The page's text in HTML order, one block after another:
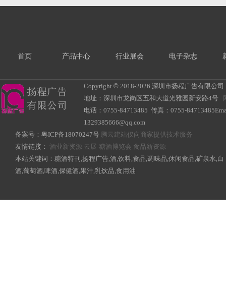
首页 产品中心 行业展会 电子杂志
Copyright © 2018-2026 深圳市扬程广告有限公
地址：深圳市龙岗区五和大道光雅园新安路4号
电话：0755-84713485 传真：0755-
1329385666@qq.com
备案号： 粤ICP备18070247号 腾云建站仅向商家提供技术服务
友情链接： 酒业新资源 云展-糖酒博览会 食品新资源
本站关键词：糖酒特刊,扬程广告,酒,饮料,食品,调味品,休闲食品,矿泉水,白
酒,葡萄酒,啤酒,保健酒,果汁,乳饮品,食用油